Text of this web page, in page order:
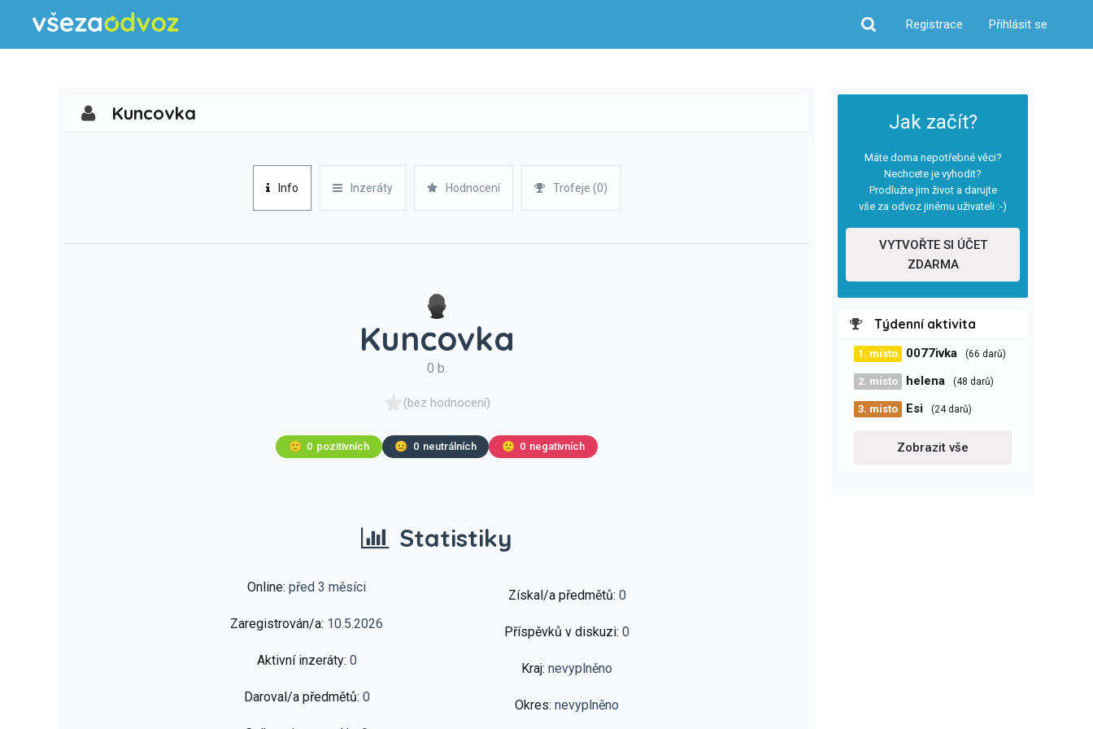
Hledat
Registrace Přihlásit se
Jak začít?
Máte doma nepotřebné věci?
Nechcete je vyhodit?
Prodlužte jim život a darujte
vše za odvoz jinému uživateli :-)
VYTVOŘTE SI ÚČET
ZDARMA
Týdenní aktivita
1. místo 0077ivka (66 darů)
2. místo helena (48 darů)
3. místo Esi (24 darů)
Zobrazit vše
Kuncovka
Info Inzeráty Hodnocení Trofeje (0)
Kuncovka
0 b.
(bez hodnocení)
🙂 0 pozitivních 😐 0 neutrálních 🙁 0 negativních
Statistiky
Online: před 3 měsíci
Zaregistrován/a: 10.5.2026
Aktivní inzeráty: 0
Daroval/a předmětů: 0
Získal/a předmětů: 0
Příspěvků v diskuzi: 0
Kraj: nevyplněno
Okres: nevyplněno